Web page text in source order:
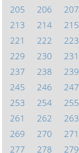
205
206 207
213
214 215
221
222 223
229
230 231
237
238 239
245
246 247
253
254 255
261
262 263
269
270 271
277
278 279